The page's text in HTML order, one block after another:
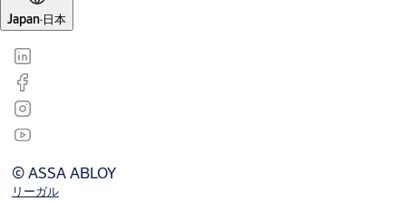
Japan·日本
© ASSA ABLOY
リーガル